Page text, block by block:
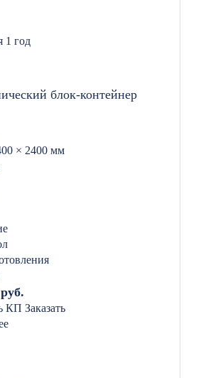
1 год
блок-контейнер
× 2400 мм
КП Заказать